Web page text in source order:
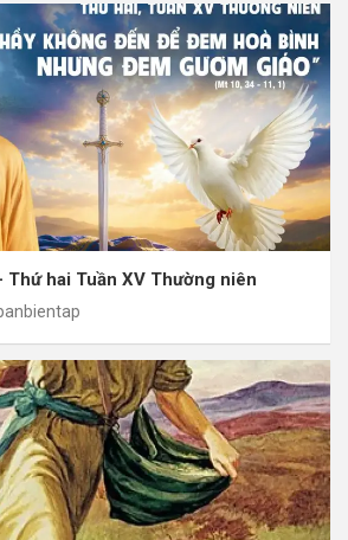
Thứ hai Tuần XV Thường niên